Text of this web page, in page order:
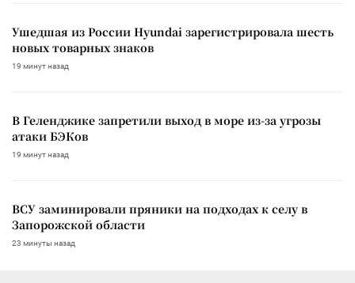
Ушедшая из России Hyundai зарегистрировала шесть
новых товарных знаков
19 минут назад
В Геленджике запретили выход в море из-за угрозы
атаки БЭКов
19 минут назад
ВСУ заминировали пряники на подходах к селу в
Запорожской области
23 минуты назад